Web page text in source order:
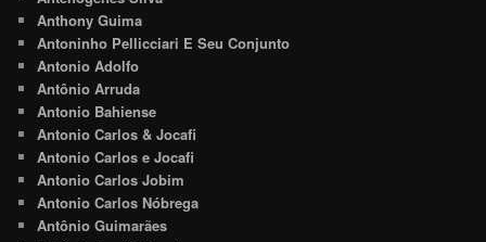
Anthony Guima
Antoninho Pellicciari E Seu Conjunto
Antonio Adolfo
Antônio Arruda
Antonio Bahiense
Antonio Carlos & Jocafi
Antonio Carlos e Jocafi
Antonio Carlos Jobim
Antonio Carlos Nóbrega
Antônio Guimarães